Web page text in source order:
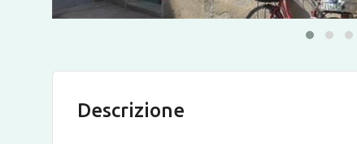
Descrizione